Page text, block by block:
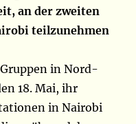
an der zweiten
teilzunehmen
in Nord-
18. Mai, ihr
in Nairobi